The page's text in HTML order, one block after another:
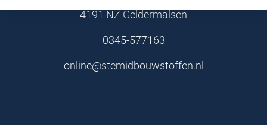
4191 NZ Geldermalsen
0345-577163
online@stemidbouwstoffen.nl